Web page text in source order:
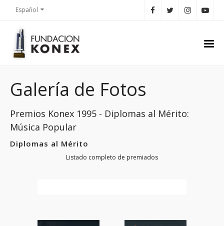
Español
Galería de Fotos
Premios Konex 1995 - Diplomas al Mérito:
Música Popular
Diplomas al Mérito
Listado completo de premiados